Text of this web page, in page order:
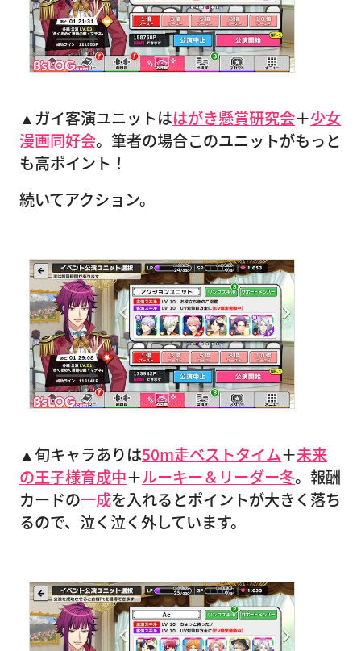
▲ガイ客演ユニットははがき懸賞研究会＋少女
漫画同好会。筆者の場合このユニットがもっと
も高ポイント！
続いてアクション。
▲旬キャラありは50m走ベストタイム＋未来
の王子様育成中＋ルーキー＆リーダー冬。報酬
カードの一成を入れるとポイントが大きく落ち
るので、泣く泣く外しています。